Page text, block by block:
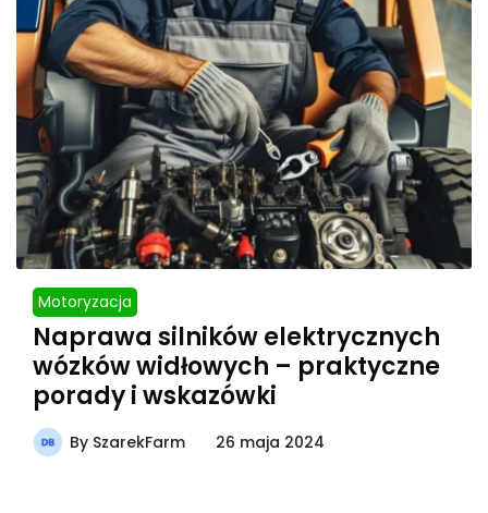
Motoryzacja
Naprawa silników elektrycznych
wózków widłowych – praktyczne
porady i wskazówki
By SzarekFarm 26 maja 2024